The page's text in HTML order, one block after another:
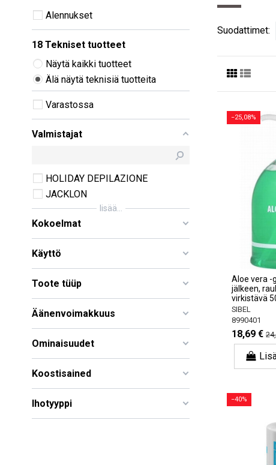
Suodattimet:
−25,08%
Aloe vera -
jälkeen,
virkistävä
SIBEL
8990401
18,69 €
−40%
Alennukset
18 Tekniset tuotteet
Näytä kaikki tuotteet
Älä näytä teknisiä tuotteita
Varastossa
Valmistajat
HOLIDAY DEPILAZIONE
JACKLON
lisää...
Kokoelmat
Käyttö
Toote tüüp
Äänenvoimakkuus
Ominaisuudet
Koostisained
Ihotyyppi